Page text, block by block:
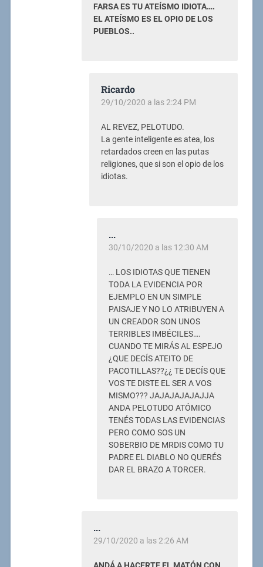
FARSA ES TU ATEÍSMO IDIOTA….
EL ATEÍSMO ES EL OPIO DE LOS
PUEBLOS..
Ricardo
29/10/2020 a las 2:24 PM
AL REVEZ, PELOTUDO.
La gente inteligente es atea, los
retardados creen en las putas
religiones, que si son el opio de los
idiotas.
...
30/10/2020 a las 12:30 AM
… LOS IDIOTAS QUE TIENEN
TODA LA EVIDENCIA POR
EJEMPLO EN UN SIMPLE
PAISAJE Y NO LO ATRIBUYEN A
UN CREADOR SON UNOS
TERRIBLES IMBÉCILES….
CUANDO TE MIRÁS AL ESPEJO
¿QUE DECÍS ATEITO DE
PACOTILLAS??¿¿ TE DECÍS QUE
VOS TE DISTE EL SER A VOS
MISMO??? JAJAJAJAJAJJA
ANDA PELOTUDO ATÓMICO
TENÉS TODAS LAS EVIDENCIAS
PERO COMO SOS UN
SOBERBIO DE MRDIS COMO TU
PADRE EL DIABLO NO QUERÉS
DAR EL BRAZO A TORCER.
...
29/10/2020 a las 2:26 AM